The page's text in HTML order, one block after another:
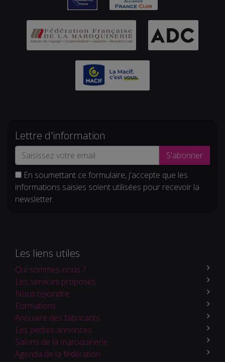
Lettre d'information
S'abonner
En soumettant ce formulaire, j'accepte que les
informations saisies soient utilisées pour recevoir la
newsletter.
Les liens utiles
Qui sommes-nous ?
Les services proposés
Nous rejoindre
Formations
Annuaire des fabricants
Les petites annonces
Salons de la maroquinerie
Agenda de la fédération